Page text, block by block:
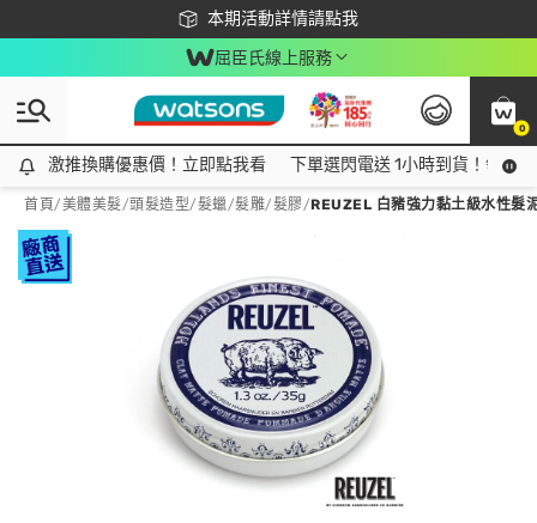
本期活動詳情請點我
下載app最高回饋$350
屈臣氏線上服務
0
激推換購優惠價！立即點我看
激推換購優惠價！立即點我看 下單選閃電送 1小時到貨！領神
首頁/美體美髮/頭髮造型/髮蠟/髮雕/髮膠/REUZEL 白豬強力黏土級水性髮